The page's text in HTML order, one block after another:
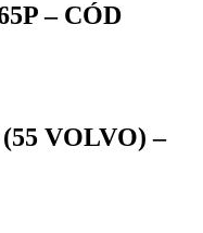
– CÓD
VOLVO) –